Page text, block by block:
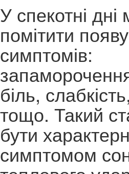
У спекотні
помітити
симптомів:
біль,
тощо. Такий
бути
симптомом